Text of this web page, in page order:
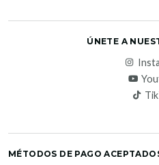
ÚNETE A
MÉTODOS DE PAGO